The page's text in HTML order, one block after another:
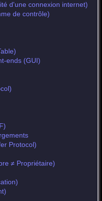
d'une connexion internet)
de contrôle)
ends (GUI)
Protocol)
≠ Propriétaire)